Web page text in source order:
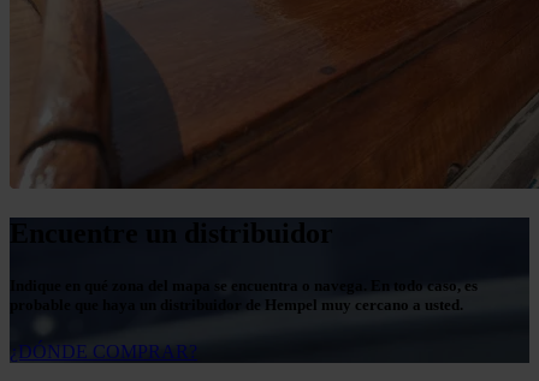
Encuentre un distribuidor
Indique en qué zona del mapa se encuentra o navega. En todo caso, es
probable que haya un distribuidor de Hempel muy cercano a usted.
¿DÓNDE COMPRAR?